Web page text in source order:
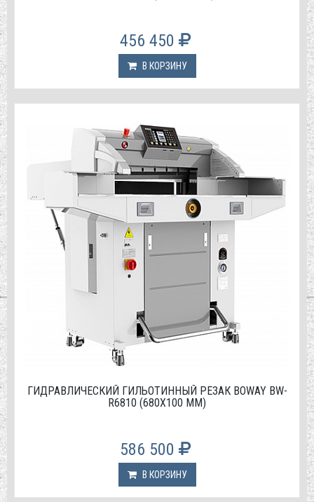
456 450
В КОРЗИНУ
ГИДРАВЛИЧЕСКИЙ ГИЛЬОТИННЫЙ РЕЗАК BOWAY BW-
R6810 (680Х100 ММ)
586 500
В КОРЗИНУ